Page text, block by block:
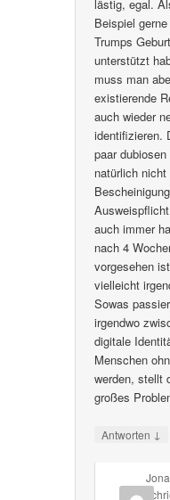
lästig, egal.
Beispiel
Trumps
unterstützt
muss man
existierende
auch wieder
identifizieren.
paar
natürlich nicht
auch immer
nach 4
vorgesehen
vielleicht
Sowas
irgendwo
digitale
Menschen
werden, stellt
großes
Antworten ↓